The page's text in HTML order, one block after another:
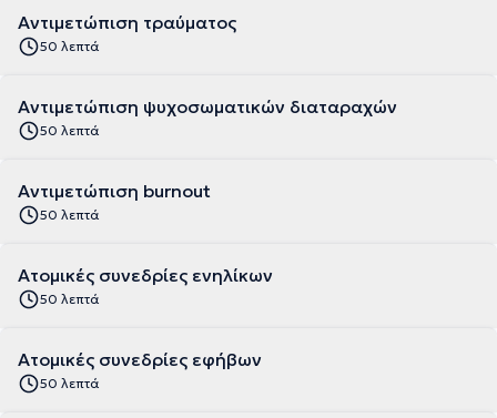
Αντιμετώπιση τραύματος
50 λεπτά
Αντιμετώπιση ψυχοσωματικών διαταραχών
50 λεπτά
Αντιμετώπιση burnout
50 λεπτά
Ατομικές συνεδρίες ενηλίκων
50 λεπτά
Ατομικές συνεδρίες εφήβων
50 λεπτά